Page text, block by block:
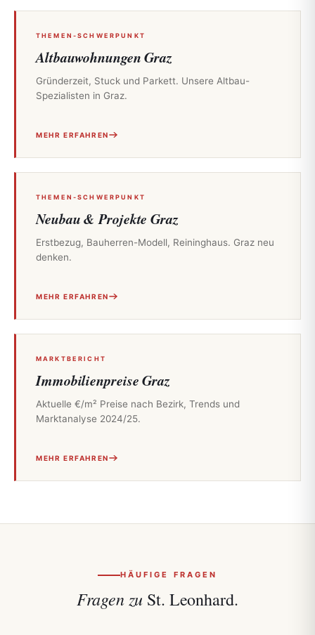
THEMEN-SCHWERPUNKT
Altbauwohnungen Graz
Gründerzeit, Stuck und Parkett. Unsere Altbau-
Spezialisten in Graz.
MEHR ERFAHREN
THEMEN-SCHWERPUNKT
Neubau & Projekte Graz
Erstbezug, Bauherren-Modell, Reininghaus. Graz neu
denken.
MEHR ERFAHREN
MARKTBERICHT
Immobilienpreise Graz
Aktuelle €/m² Preise nach Bezirk, Trends und
Marktanalyse 2024/25.
MEHR ERFAHREN
HÄUFIGE FRAGEN
Fragen zu St. Leonhard.